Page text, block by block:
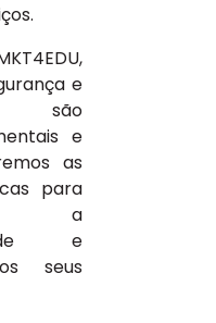
e
são
e
as
para
a
e
seus